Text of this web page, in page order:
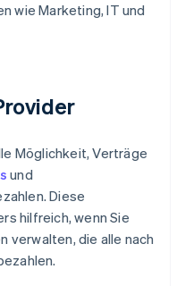
wie Marketing, IT und
Möglichkeit, Verträge
und
Diese
hilfreich, wenn Sie
verwalten, die alle nach